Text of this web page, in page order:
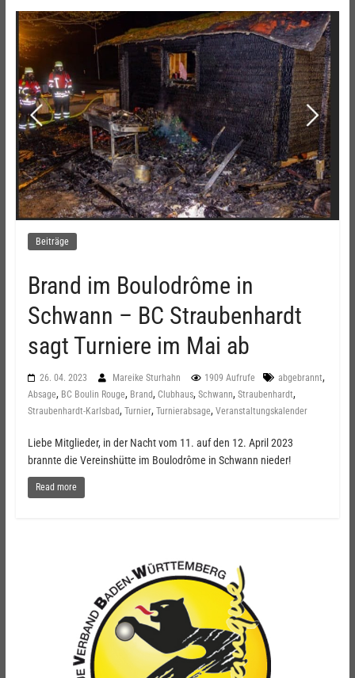
Beiträge
Brand im Boulodrôme in
Schwann – BC Straubenhardt
sagt Turniere im Mai ab
26. 04. 2023 Mareike Sturhahn 1909 Aufrufe abgebrannt,
Absage, BC Boulin Rouge, Brand, Clubhaus, Schwann, Straubenhardt,
Straubenhardt-Karlsbad, Turnier, Turnierabsage, Veranstaltungskalender
Liebe Mitglieder, in der Nacht vom 11. auf den 12. April 2023
brannte die Vereinshütte im Boulodrôme in Schwann nieder!
Read more